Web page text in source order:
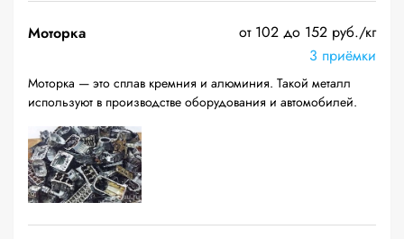
Моторка
от 102 до 152 руб./кг
3 приёмки
Моторка — это сплав кремния и алюминия. Такой металл
используют в производстве оборудования и автомобилей.